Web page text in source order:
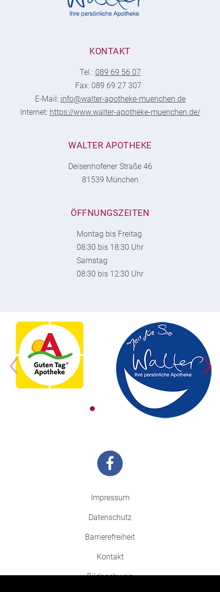
KONTAKT
Tel.: 089 69 56 07
Fax: 089 69 27 307
E-Mail: info@walter-apotheke-muenchen.de
Internet: https://www.walter-apotheke-muenchen.de/
WALTER APOTHEKE
Deisenhofener Straße 46
81539 München
ÖFFNUNGSZEITEN
Montag bis Freitag
08:30 bis 18:30 Uhr
Samstag
08:30 bis 12:30 Uhr
Impressum
Datenschutz
Barrierefreiheit
Kontakt
Bildnachweis